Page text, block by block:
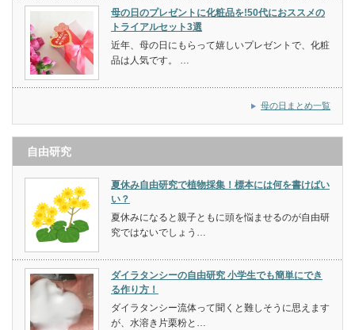
母の日のプレゼントに化粧品を!50代におススメの
トライアルセット3選
近年、母の日にもらって嬉しいプレゼントで、化粧
品は人気です。 …
母の日まとめ一覧
自由研究
夏休み自由研究で植物採集！標本には何を書けばい
い？
夏休みになると親子ともに頭を悩ませるのが自由研
究ではないでしょう…
ダイラタンシーの自由研究 小学生でも簡単にでき
る作り方！
ダイラタンシー流体って聞くと難しそうに思えます
が、水溶き片栗粉と…